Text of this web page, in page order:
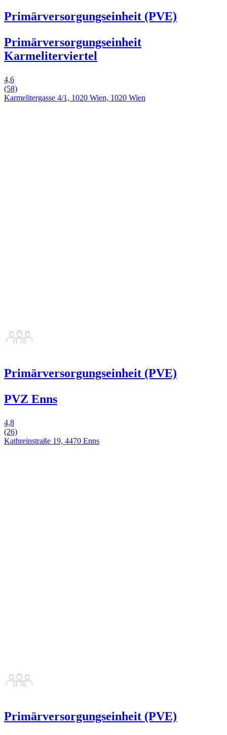
Primärversorgungseinheit (PVE)
Primärversorgungseinheit
Karmeliterviertel
4,6
(58)
Karmelitergasse 4/1, 1020 Wien, 1020 Wien
Primärversorgungseinheit (PVE)
PVZ Enns
4,8
(26)
Kathreinstraße 19, 4470 Enns
Primärversorgungseinheit (PVE)